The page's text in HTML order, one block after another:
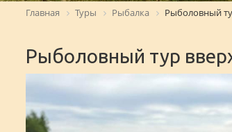
Главная Туры Рыбалка Рыболовный
Рыболовный тур